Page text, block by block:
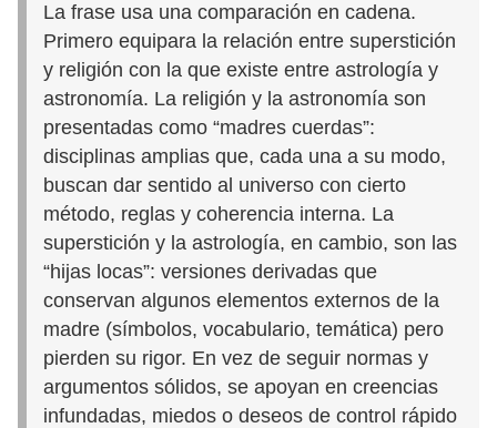
La frase usa una comparación en cadena.
Primero equipara la relación entre superstición
y religión con la que existe entre astrología y
astronomía. La religión y la astronomía son
presentadas como “madres cuerdas”:
disciplinas amplias que, cada una a su modo,
buscan dar sentido al universo con cierto
método, reglas y coherencia interna. La
superstición y la astrología, en cambio, son las
“hijas locas”: versiones derivadas que
conservan algunos elementos externos de la
madre (símbolos, vocabulario, temática) pero
pierden su rigor. En vez de seguir normas y
argumentos sólidos, se apoyan en creencias
infundadas, miedos o deseos de control rápido